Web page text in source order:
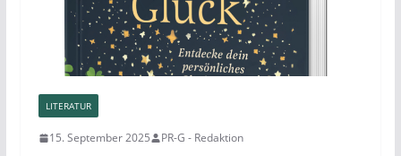
LITERATUR
15. September 2025 PR-G - Redaktion